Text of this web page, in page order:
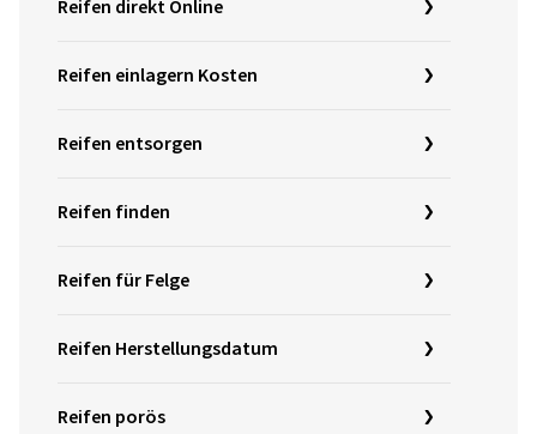
Reifen direkt Online
Reifen einlagern Kosten
Reifen entsorgen
Reifen finden
Reifen für Felge
Reifen Herstellungsdatum
Reifen porös